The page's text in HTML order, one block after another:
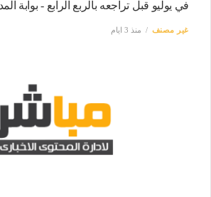
في يوليو قبل تراجعه بالربع الرابع - بوابة
غير مصنف منذ 3 ايام